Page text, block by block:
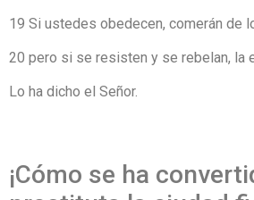
19 Si ustedes obedecen, comerán de
20 pero si se resisten y se rebelan, la
Lo ha dicho el Señor.
¡Cómo se ha